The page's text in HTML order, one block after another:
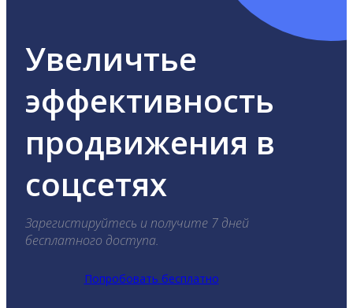
Увеличтье
эффективность
продвижения в
соцсетях
Зарегистируйтесь и получите 7 дней
бесплатного доступа.
Попробовать бесплатно